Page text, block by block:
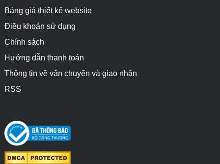
Bảng giá thiết kế website
Điều khoản sử dụng
Chính sách
Hướng dẫn thanh toán
Thông tin về vận chuyển và giao nhận
RSS